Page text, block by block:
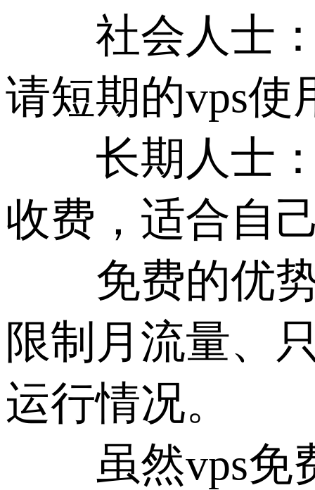
社会人士：
请短期的vps使
长期人士：
收费，适合自
免费的优势
限制月流量、
运行情况。
虽然vps免费